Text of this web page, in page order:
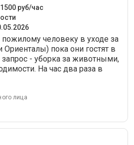
1500 руб/час
человеку в уходе за
пока они гостят в
- уборка за животными,
На час два раза в
лица